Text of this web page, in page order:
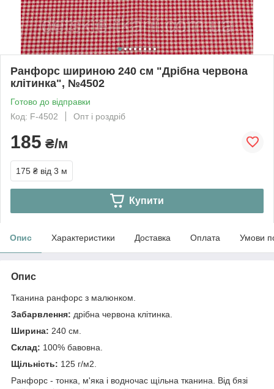
Ранфорс шириною 240 см "Дрібна червона
клітинка", №4502
Готово до відправки
Код: F-4502
Опт і роздріб
185 ₴/м
175 ₴ від 3 м
Купити
Опис Характеристики Доставка Оплата Умови
Опис
Тканина ранфорс з малюнком.
Забарвлення: дрібна червона клітинка.
Ширина: 240 см.
Склад: 100% бавовна.
Щільність: 125 г/м2.
Ранфорс - тонка, м'яка і водночас щільна тканина. Від бязі